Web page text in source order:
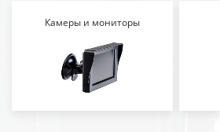
Камеры и мониторы